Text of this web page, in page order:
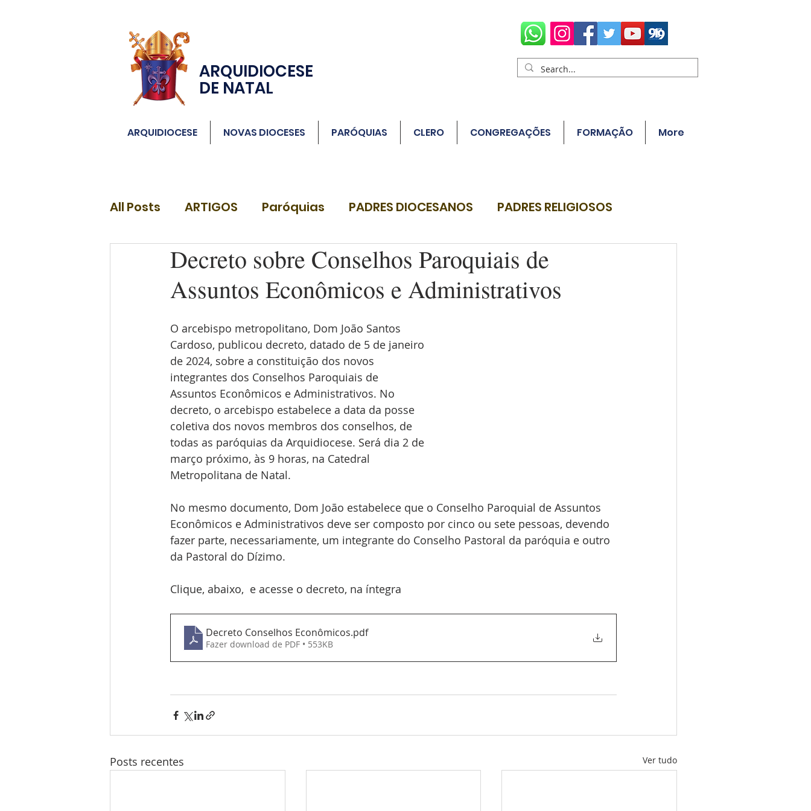
ARQUIDIOCESE
DE NATAL
ARQUIDIOCESE NOVAS DIOCESES PARÓQUIAS CLERO CONGREGAÇÕES FORMAÇÃO More
All Posts ARTIGOS Paróquias PADRES DIOCESANOS PADRES RELIGIOSOS
DIÁCONOSDecreto sobre Conselhos Paroquiais de
Assuntos Econômicos e Administrativos
O arcebispo metropolitano, Dom João Santos
Cardoso, publicou decreto, datado de 5 de janeiro
de 2024, sobre a constituição dos novos
integrantes dos Conselhos Paroquiais de
Assuntos Econômicos e Administrativos. No
decreto, o arcebispo estabelece a data da posse
coletiva dos novos membros dos conselhos, de
todas as paróquias da Arquidiocese. Será dia 2 de
março próximo, às 9 horas, na Catedral
Metropolitana de Natal.
No mesmo documento, Dom João estabelece que o Conselho Paroquial de Assuntos
Econômicos e Administrativos deve ser composto por cinco ou sete pessoas, devendo
fazer parte, necessariamente, um integrante do Conselho Pastoral da paróquia e outro
da Pastoral do Dízimo.
Clique, abaixo,  e acesse o decreto, na íntegra
Decreto Conselhos Econômicos.pdf
Fazer download de PDF • 553KB
Posts recentes Ver tudo